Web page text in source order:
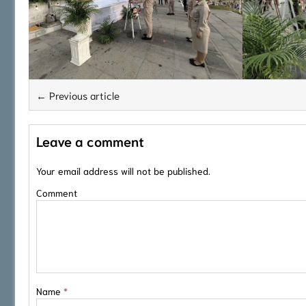
← Previous article
Leave a comment
Your email address will not be published.
Comment
Name *